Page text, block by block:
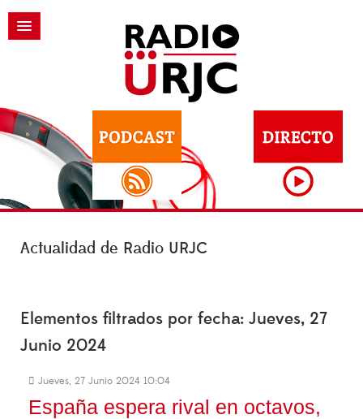
Actualidad de Radio URJC
Elementos filtrados por fecha: Jueves, 27
Junio 2024
Jueves, 27 Junio 2024 10:04
España espera rival en octavos,